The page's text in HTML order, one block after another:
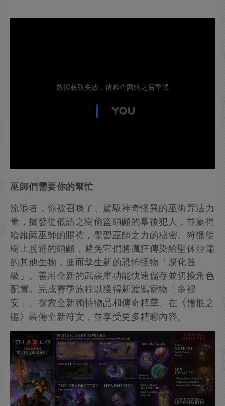
巫師們需要你的幫忙
流浪者，你被召喚了。駕馭神奇怪異的巫術咒法力
量，揭發從低語之樹偷盜頭顱的幕後犯人，並贏得
哈維薩巫師的賜禮，學習巫師之力的秘密。狩獵從
樹上脫逃的頭顱，避免它們將瘋狂傳染給聖休亞瑞
的其他生物，進而孳生新的恐怖怪物「腐化首
級」。善用全新的武裝庫功能快速儲存並切換角色
配置。完成賽季旅程以獲得新渡鴉寵物「多裡
安」、探索全新獨特物品和傳奇精華、在《憎恨之
軀》裝備全新符文，並享受更多精彩內容。